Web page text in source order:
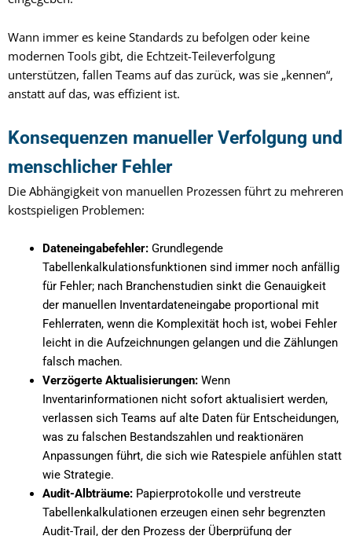
Wann immer es keine Standards zu befolgen oder keine
modernen Tools gibt, die Echtzeit-Teileverfolgung
unterstützen, fallen Teams auf das zurück, was sie „kennen“,
anstatt auf das, was effizient ist.
Konsequenzen manueller Verfolgung und
menschlicher Fehler
Die Abhängigkeit von manuellen Prozessen führt zu mehreren
kostspieligen Problemen:
Dateneingabefehler:Grundlegende
Tabellenkalkulationsfunktionen sind immer noch anfällig
für Fehler; nach Branchenstudien sinkt die Genauigkeit
der manuellen Inventardateneingabe proportional mit
Fehlerraten, wenn die Komplexität hoch ist, wobei Fehler
leicht in die Aufzeichnungen gelangen und die Zählungen
falsch machen.
Verzögerte Aktualisierungen:Wenn
Inventarinformationen nicht sofort aktualisiert werden,
verlassen sich Teams auf alte Daten für Entscheidungen,
was zu falschen Bestandszahlen und reaktionären
Anpassungen führt, die sich wie Ratespiele anfühlen statt
wie Strategie.
Audit-Albträume:Papierprotokolle und verstreute
Tabellenkalkulationen erzeugen einen sehr begrenzten
Audit-Trail, der den Prozess der Überprüfung der